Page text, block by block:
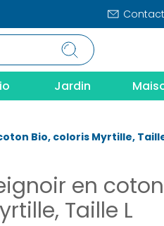
Jardin
Bio, coloris Myrtille,
en
Taille L